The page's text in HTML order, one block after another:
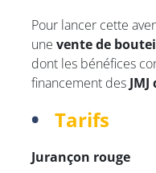
Pour lancer cette
une vente de
dont les bénéfices
financement des
Tarifs
Jurançon rouge